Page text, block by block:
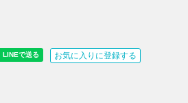
お気に入りに登録する